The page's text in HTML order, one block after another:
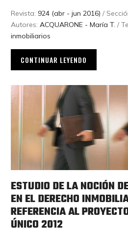
Revista: 924 (abr - jun 2016) /
Autores:ACQUARONE - María T. /
inmobiliarios
CONTINUAR LEYENDO
ESTUDIO DE LA NOCIÓN
EN EL DERECHO
REFERENCIA AL
ÚNICO 2012